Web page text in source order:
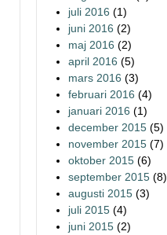
juli 2016 (1)
juni 2016 (2)
maj 2016 (2)
april 2016 (5)
mars 2016 (3)
februari 2016 (4)
januari 2016 (1)
december 2015 (5)
november 2015 (7)
oktober 2015 (6)
september 2015 (8)
augusti 2015 (3)
juli 2015 (4)
juni 2015 (2)